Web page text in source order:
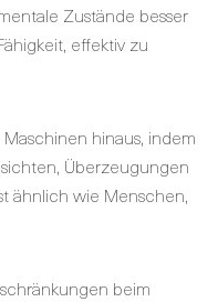
Zustände besser
effektiv zu
hinaus, indem
Überzeugungen
ähnlich wie Menschen,
beim